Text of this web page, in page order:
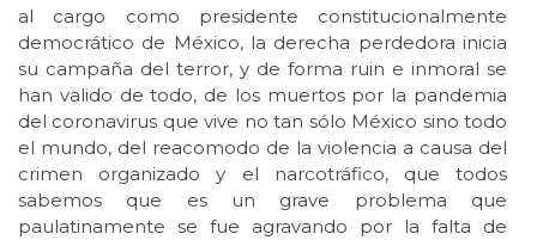
al cargo como presidente constitucionalmente
democrático de México, la derecha perdedora inicia
su campaña del terror, y de forma ruin e inmoral se
han valido de todo, de los muertos por la pandemia
del coronavirus que vive no tan sólo México sino todo
el mundo, del reacomodo de la violencia a causa del
crimen organizado y el narcotráfico, que todos
sabemos que es un grave problema que
paulatinamente se fue agravando por la falta de